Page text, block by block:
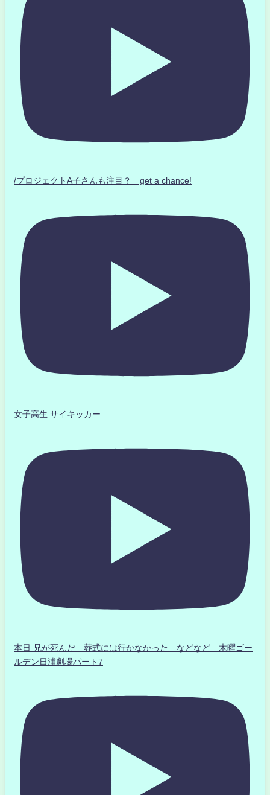
/プロジェクトA子さんも注目？ get a chance!
女子高生 サイキッカー
本日 兄が死んだ 葬式には行かなかった などなど 木曜ゴー
ルデン日浦劇場パート7